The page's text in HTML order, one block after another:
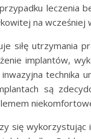
leczenia
na wcześniej
siłę utrzymania
implantów,
technika
są
się